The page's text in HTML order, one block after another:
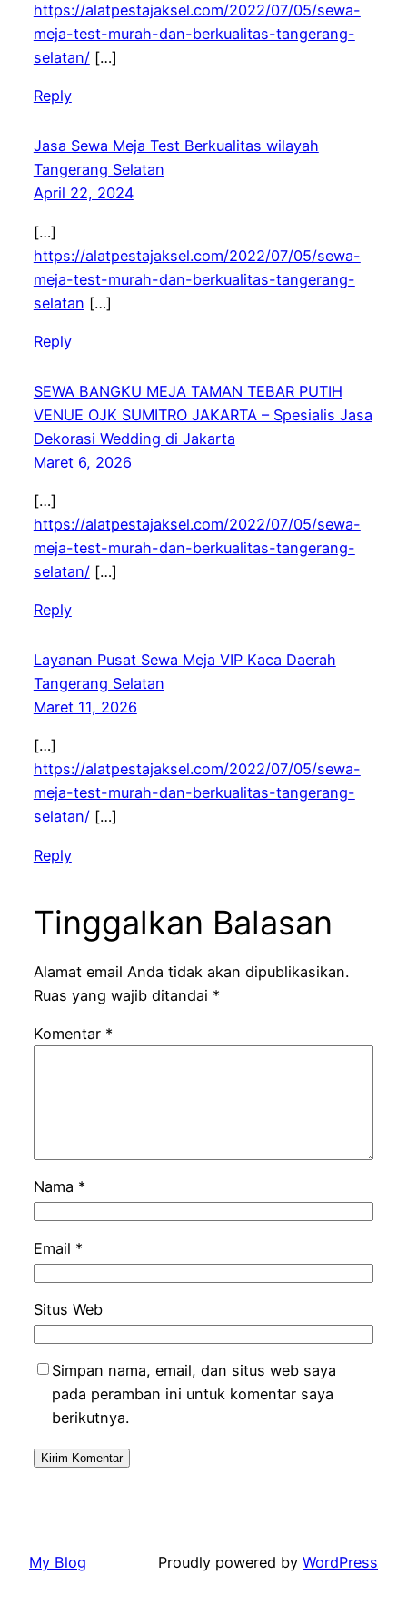
https://alatpestajaksel.com/2022/07/05/sewa-
meja-test-murah-dan-berkualitas-tangerang-
selatan/[…]
Reply
Jasa Sewa Meja Test Berkualitas wilayah
Tangerang Selatan
April 22, 2024
[…]
https://alatpestajaksel.com/2022/07/05/sewa-
meja-test-murah-dan-berkualitas-tangerang-
selatan […]
Reply
SEWA BANGKU MEJA TAMAN TEBAR PUTIH
VENUE OJK SUMITRO JAKARTA – Spesialis Jasa
Dekorasi Wedding di Jakarta
Maret 6, 2026
[…]
https://alatpestajaksel.com/2022/07/05/sewa-
meja-test-murah-dan-berkualitas-tangerang-
selatan/[…]
Reply
Layanan Pusat Sewa Meja VIP Kaca Daerah
Tangerang Selatan
Maret 11, 2026
[…]
https://alatpestajaksel.com/2022/07/05/sewa-
meja-test-murah-dan-berkualitas-tangerang-
selatan/[…]
Reply
Tinggalkan Balasan
Alamat email Anda tidak akan dipublikasikan.
Ruas yang wajib ditandai *
Komentar *
Nama *
Email *
Situs Web
Simpan nama, email, dan situs web saya
pada peramban ini untuk komentar saya
berikutnya.
My Blog Proudly powered by WordPress